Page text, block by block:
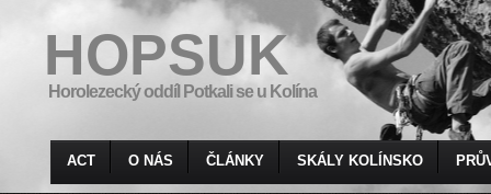
HOPSUK
Horolezecký oddíl Potkali se u Kolína
ACT O NÁS ČLÁNKY SKÁLY KOLÍNSKO